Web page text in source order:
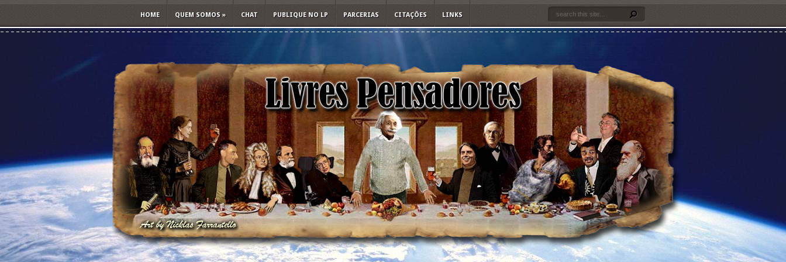
HOME QUEM SOMOS » CHAT PUBLIQUE NO LP PARCERIAS CITAÇÕES LINKS